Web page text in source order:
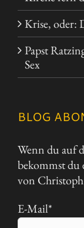
Krise, oder:
Papst
Sex
BLOG
Wenn du auf
bekommst du
von
E-Mail*